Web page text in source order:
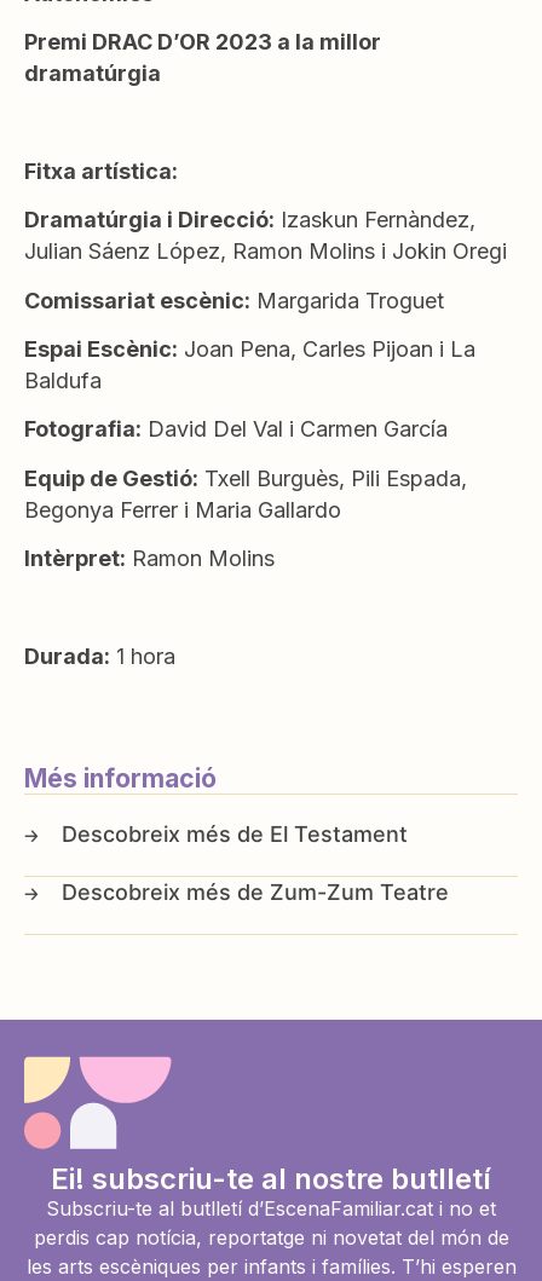
Premi DRAC D’OR 2023 a la millor
dramatúrgia
Fitxa artística:
Dramatúrgia i Direcció: Izaskun Fernàndez,
Julian Sáenz López, Ramon Molins i Jokin Oregi
Comissariat escènic: Margarida Troguet
Espai Escènic: Joan Pena, Carles Pijoan i La
Baldufa
Fotografia: David Del Val i Carmen García
Equip de Gestió: Txell Burguès, Pili Espada,
Begonya Ferrer i Maria Gallardo
Intèrpret: Ramon Molins
Durada: 1 hora
Més informació
El Testament
Zum-Zum Teatre
Ei! subscriu-te al nostre butlletí
Subscriu-te al butlletí d’EscenaFamiliar.cat i no et
perdis cap notícia, reportatge ni novetat del món de
les arts escèniques per infants i famílies. T’hi esperen